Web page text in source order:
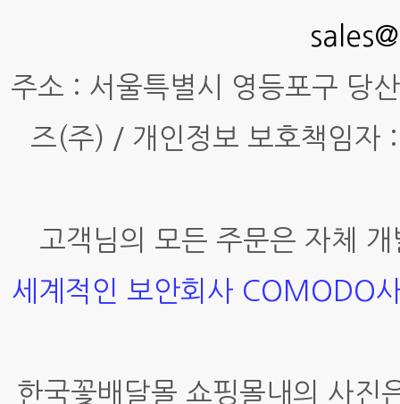
주소 : 서울특별시 영등포구 당
즈(주) / 개인정보 보호책임
고객님의 모든 주문은 자체
세계적인 보안회사 COMODO
한국꽃배달몰 쇼핑몰내의 사진